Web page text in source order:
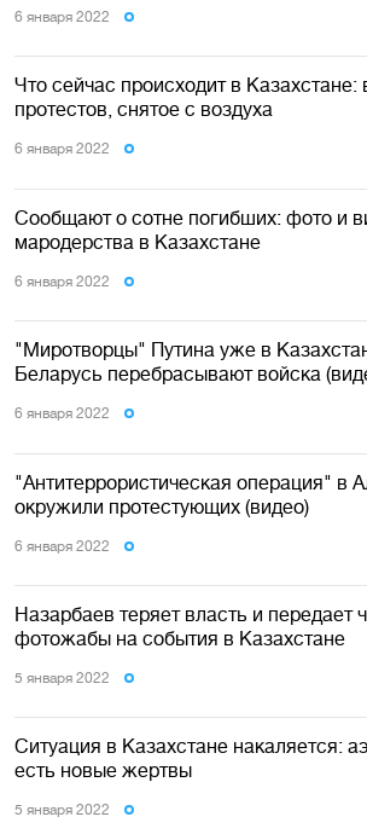
6 января 2022
Что сейчас происходит в Казахстане:
протестов, снятое с воздуха
6 января 2022
Сообщают о сотне погибших: фото и
мародерства в Казахстане
6 января 2022
"Миротворцы" Путина уже в
Беларусь перебрасывают войска
6 января 2022
"Антитеррористическая операция" в
окружили протестующих (видео)
6 января 2022
Назарбаев теряет власть и передает
фотожабы на события в Казахстане
5 января 2022
Ситуация в Казахстане накаляется:
есть новые жертвы
5 января 2022